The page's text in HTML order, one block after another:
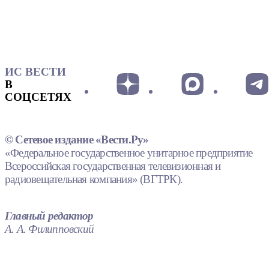
ИС ВЕСТИ
В
СОЦСЕТЯХ
© Сетевое издание «Вести.Ру»
«Федеральное государственное унитарное предприятие
Всероссийская государственная телевизионная и
радиовещательная компания» (ВГТРК).
Главный редактор
А. А. Филипповский